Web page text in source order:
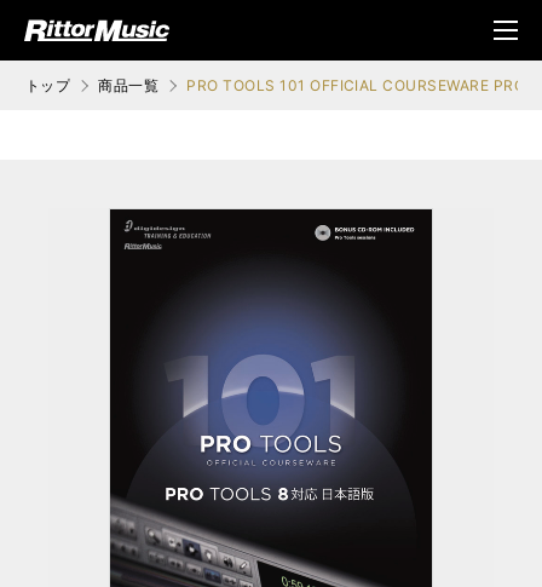
ジック (Rittor Musi
メニ
ュ
トップ 商品一覧 PRO TOOLS 101 OFFICIAL COURSEWARE PRO